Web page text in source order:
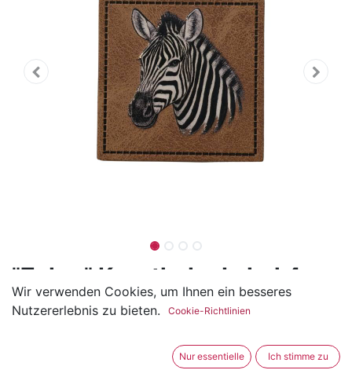
"Zebra" Kunstleder Label 4 x
4 cm
Dieses Kunstleder Label ist 4 cm breit und 4 cm hoch.
Wir verwenden Cookies, um Ihnen ein besseres
Nutzererlebnis zu bieten.
Cookie-Richtlinien
Nur essentielle Ich stimme zu